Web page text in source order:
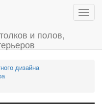
дизайна